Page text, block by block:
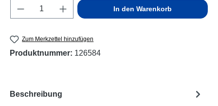
Produkt Anzahl: Gib den gewünschten
In den Warenkorb
Zum Merkzettel hinzufügen
Produktnummer: 126584
Beschreibung